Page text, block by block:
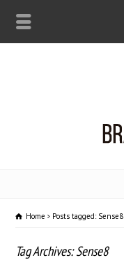
Home Posts tagged: Sense8
Tag Archives: Sense8